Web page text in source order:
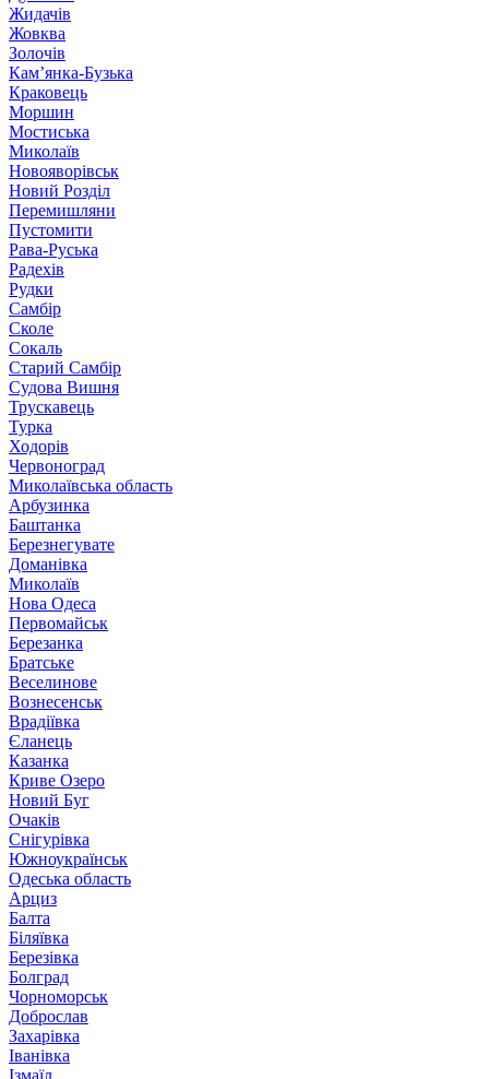
Жидачів
Жовква
Золочів
Кам’янка-Бузька
Краковець
Моршин
Мостиська
Миколаїв
Новояворівськ
Новий Розділ
Перемишляни
Пустомити
Рава-Руська
Радехів
Рудки
Самбір
Сколе
Сокаль
Старий Самбір
Судова Вишня
Трускавець
Турка
Ходорів
Червоноград
Миколаївська область
Арбузинка
Баштанка
Березнегувате
Доманівка
Миколаїв
Нова Одеса
Первомайськ
Березанка
Братське
Веселинове
Вознесенськ
Врадіївка
Єланець
Казанка
Криве Озеро
Новий Буг
Очаків
Снігурівка
Южноукраїнськ
Одеська область
Арциз
Балта
Біляївка
Березівка
Болград
Чорноморськ
Доброслав
Захарівка
Іванівка
Ізмаїл